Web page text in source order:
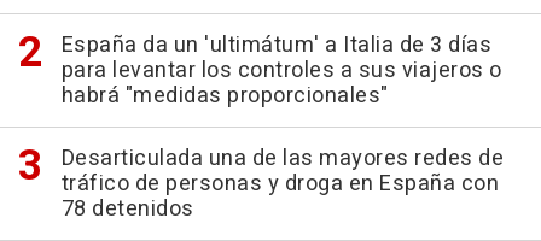
España da un 'ultimátum' a Italia de 3 días
para levantar los controles a sus viajeros o
habrá "medidas proporcionales"
Desarticulada una de las mayores redes de
tráfico de personas y droga en España con
78 detenidos